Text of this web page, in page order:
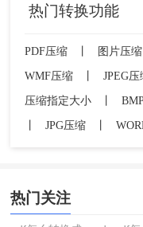
热门转换功能
PDF压缩 图片压缩
WMF压缩
JPEG压
压缩指定大小
JPG压缩
热门关注